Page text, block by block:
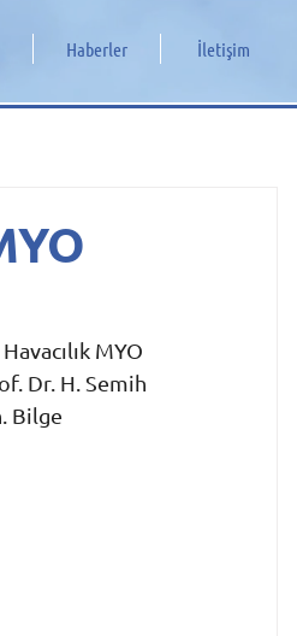
Haberler İletişim
MYO
Dr. H. Semih
Bilge